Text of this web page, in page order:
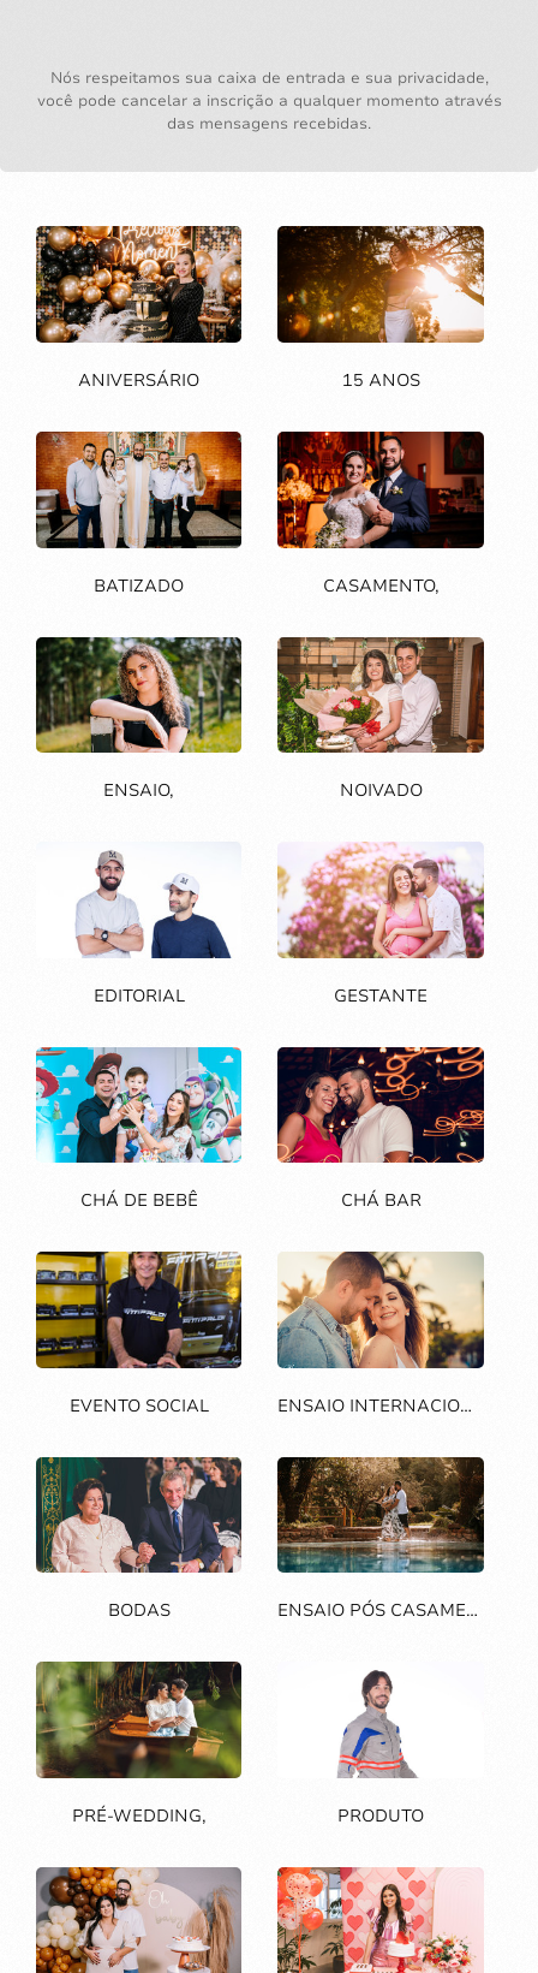
Nós respeitamos sua caixa de entrada e sua privacidade,
você pode cancelar a inscrição a qualquer momento através
das mensagens recebidas.
ANIVERSÁRIO 15 ANOS
BATIZADO CASAMENTO,
ENSAIO, NOIVADO
EDITORIAL GESTANTE
CHÁ DE BEBÊ CHÁ BAR
EVENTO SOCIAL ENSAIO INTERNACIONAL
BODAS ENSAIO PÓS CASAMENTO
PRÉ-WEDDING, PRODUTO